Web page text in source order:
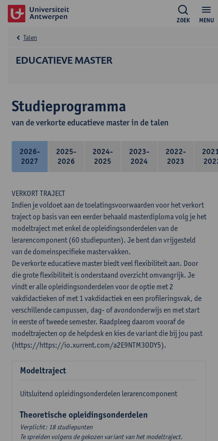
MENU
ZOEK
EDUCATIEVE MASTER
Talen
Studieprogramma
van de verkorte educatieve master in de talen
2026-
2027
2025-
2026
2024-
2025
2023-
2024
2022-
2023
VERKORT TRAJECT
Indien je voldoet aan de toelatingsvoorwaarden voor het verkort
traject op basis van een eerder behaald masterdiploma volg je het
modeltraject met enkel de opleidingsonderdelen van de
lerarencomponent (60 studiepunten). Je bent dan vrijgesteld
van de domeinspecifieke mastervakken.
De verkorte educatieve master biedt veel flexibiliteit aan. Door
die grote flexibiliteit is onderstaand overzicht omvangrijk. Je
vindt er alle opleidingsonderdelen voor de optie met 2
vakdidactieken of met 1 vakdidactiek en een profileringsvak, de
verschillende campussen, dag- of avondonderwijs en met start
in eerste of tweede semester. Raadpleeg daarom vooraf de
modeltrajecten op de helpdesk en kies de variant die bij jou past
(https://https://io.xurrent.com/a2E9NTM3ODY5).
Modeltraject
Uitsluitend opleidingsonderdelen lerarencomponent
Theoretische opleidingsonderdelen
Verplicht: 18 studiepunten
Te spreiden volgens de gekozen variant van het modeltraject.